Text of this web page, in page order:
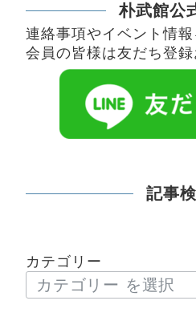
朴武館公
連絡事項やイベント情報
会員の皆様は友だち登録
記事
カテゴリー